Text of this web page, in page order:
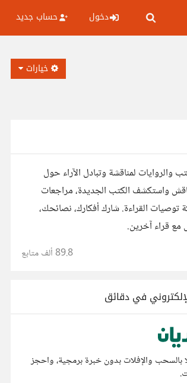
دخول حساب جديد
خيارات
والروايات لمناقشة وتبادل الآراء حول
ناقش واستكشف الكتب الجديدة، مراجعات
توصيات القراءة. شارك أفكارك، نصائحك،
مع قراء آخرين.
89.8 ألف متابع
في دقائق
والإفلات بدون خبرة برمجية، واحجز